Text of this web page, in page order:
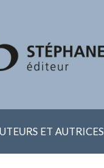
ET AUTRICES